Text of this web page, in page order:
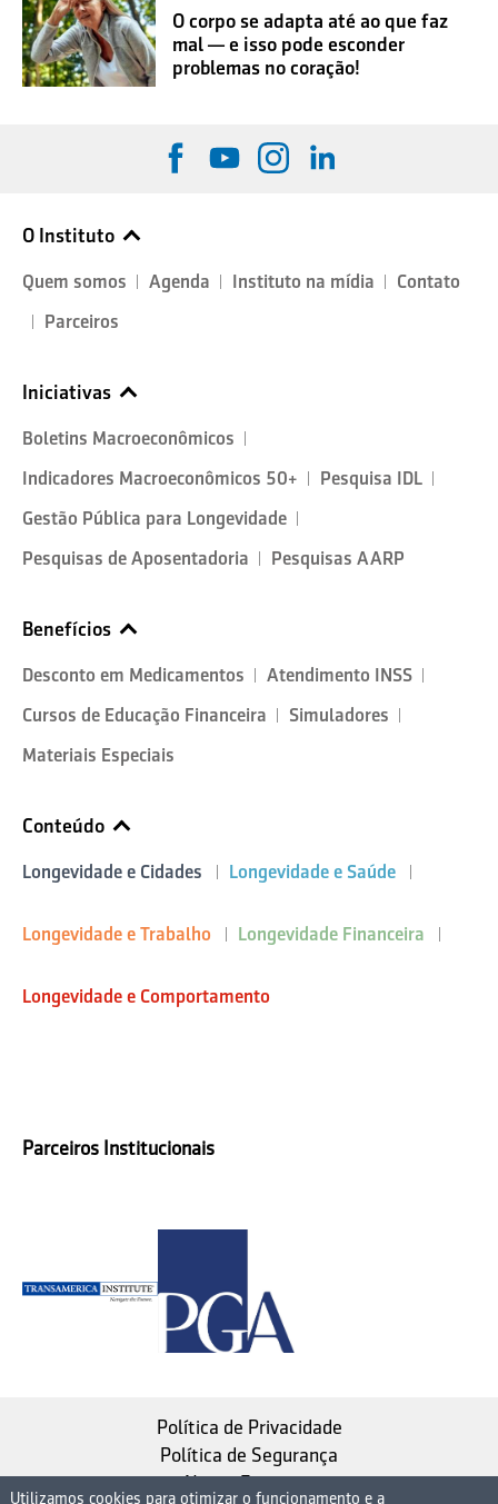
O corpo se adapta até ao que faz
mal — e isso pode esconder
problemas no coração!
O Instituto
Quem somos Agenda Instituto na mídia
Contato
Parceiros
Iniciativas
Boletins Macroeconômicos
Indicadores Macroeconômicos 50+
Pesquisa IDL
Gestão Pública para Longevidade
Pesquisas de Aposentadoria
Pesquisas AARP
Benefícios
Desconto em Medicamentos
Atendimento INSS
Cursos de Educação Financeira
Simuladores
Materiais Especiais
Conteúdo
Longevidade e Cidades Longevidade e Saúde
Longevidade e Trabalho Longevidade Financeira
Longevidade e Comportamento
Parceiros Institucionais
Política de Privacidade
Política de Segurança
Nosso Estatuto
Utilizamos cookies para otimizar o funcionamento e a